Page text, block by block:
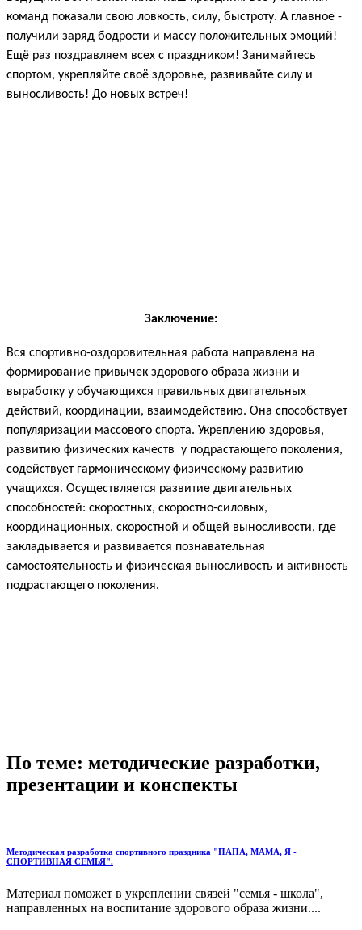
команд показали свою ловкость, силу, быстроту. А главное -
получили заряд бодрости и массу положительных эмоций!
Ещё раз поздравляем всех с праздником! Занимайтесь
спортом, укрепляйте своё здоровье, развивайте силу и
выносливость! До новых встреч!
Заключение:
Вся спортивно-оздоровительная работа направлена на
формирование привычек здорового образа жизни и
выработку у обучающихся правильных двигательных
действий, координации, взаимодействию. Она способствует
популяризации массового спорта. Укреплению здоровья,
развитию физических качеств у подрастающего поколения,
содействует гармоническому физическому развитию
учащихся. Осуществляется развитие двигательных
способностей: скоростных, скоростно-силовых,
координационных, скоростной и общей выносливости, где
закладывается и развивается познавательная
самостоятельность и физическая выносливость и активность
подрастающего поколения.
По теме: методические разработки,
презентации и конспекты
Методическая разработка спортивного праздника "ПАПА, МАМА, Я -
СПОРТИВНАЯ СЕМЬЯ".
Материал поможет в укреплении связей "семья - школа",
направленных на воспитание здорового образа жизни....